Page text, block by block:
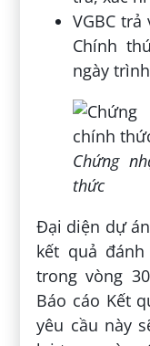
VGBC
Chính
ngày
Chứng
thức
Đại diện dự
kết quả
trong vòng
Báo cáo Kết
yêu cầu này